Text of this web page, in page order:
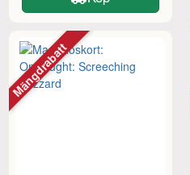
Mängdrabatt